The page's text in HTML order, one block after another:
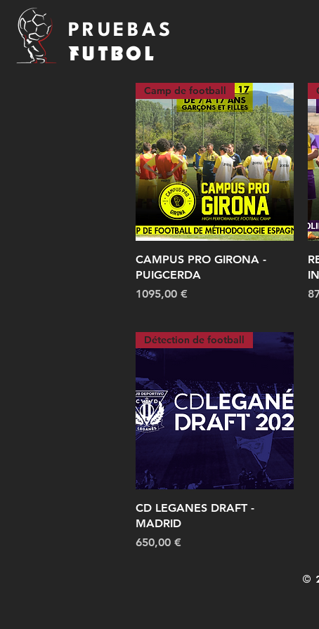
PRUEBAS
FUTBOL
Vista rápida
Camp de football
CAMPUS PRO GIRONA -
PUIGCERDA
Precio
1095,00 €
Vista rápida
Détection de football
CD LEGANES DRAFT -
MADRID
Precio
650,00 €
©